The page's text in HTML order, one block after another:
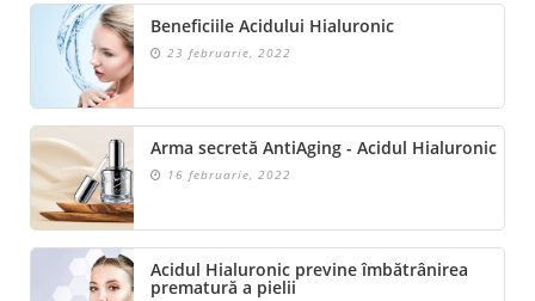
Beneficiile Acidului Hialuronic
23 februarie, 2022
Arma secretă AntiAging - Acidul Hialuronic
16 februarie, 2022
Acidul Hialuronic previne îmbătrânirea
prematură a pielii